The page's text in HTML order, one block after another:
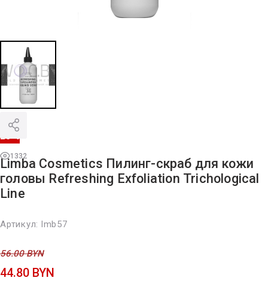
1332
20 %
Limba Cosmetics Пилинг-скраб для кожи
головы Refreshing Exfoliation Trichological
Line
Артикул: lmb57
56.00BYN
44.80 BYN